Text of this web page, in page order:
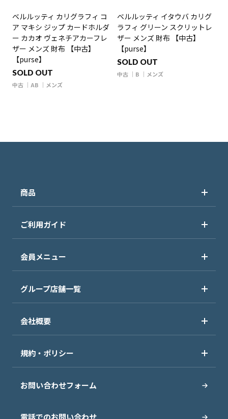
ベルルッティ カリグラフィ コ
ア マキシ ジップ カードホルダ
ー カカオ ヴェネチアカーフレ
ザー メンズ 財布 【中古】
【purse】
SOLD OUT
中古 AB メンズ
ベルルッティ イタウバ カリグ
ラフィ グリーン スクリットレ
ザー メンズ 財布 【中古】
【purse】
SOLD OUT
中古 B メンズ
商品
ご利用ガイド
会員メニュー
グループ店舗一覧
会社概要
規約・ポリシー
お問い合わせフォーム
電話でのお問い合わせ